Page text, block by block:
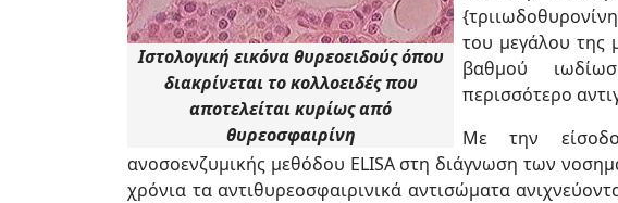
Ιστολογική εικόνα θυρεοειδούς όπου
διακρίνεται το κολλοειδές που
αποτελείται κυρίως από
θυρεοσφαιρίνη
του μεγάλου της
βαθμού
περισσότερο
Με την
ανοσοενζυμικής μεθόδου ELISA στη διάγνωση των
χρόνια τα αντιθυρεοσφαιρινικά αντισώματα